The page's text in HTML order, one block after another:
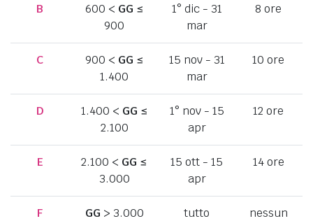
B 600 < GG ≤
900
1° dic - 31
mar
8 ore
C 900 < GG ≤
1.400
15 nov - 31
mar
10 ore
D 1.400 < GG ≤
2.100
1° nov - 15
apr
12 ore
E 2.100 < GG ≤
3.000
15 ott - 15
apr
14 ore
F GG > 3.000
tutto
nessun